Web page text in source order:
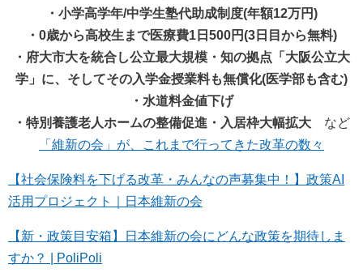
・小学高学年/中学生塾代助成制度(年額12万円)
・0歳から高校生まで医療費1日500円(3日目から無料)
・府大市大を統合し公立最大規模・知の拠点「大阪公立大
学」に、そしてその入学金授業料も無償化(医学部も含む)
・水道料金値下げ
・特別養護老人ホームの整備促進・入居枠大幅拡大 など
「維新の会」が、これまで行ってきた改革の数々
【社会保険料を下げる改革・みんなの声募集中！】政策AI
活用プロジェクト｜日本維新の会
【新・政策目安箱】日本維新の会にどんな政策を期待しま
すか？ | PoliPoli